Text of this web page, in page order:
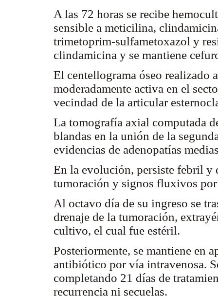
A las 72 horas se recibe
sensible a meticilina,
trimetoprim-sulfametoxazol y
clindamicina y se mantiene
El centellograma óseo realizado
moderadamente activa en el
vecindad de la articular
La tomografía axial computada
blandas en la unión de la
evidencias de adenopatías
En la evolución, persiste febril y
tumoración y signos fluxivos
Al octavo día de su ingreso se
drenaje de la tumoración,
cultivo, el cual fue estéril.
Posteriormente, se mantiene en
antibiótico por vía intravenosa.
completando 21 días de
recurrencia ni secuelas.